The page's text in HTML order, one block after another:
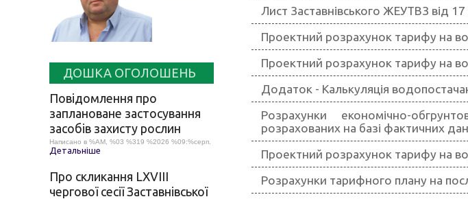
ДОШКА ОГОЛОШЕНЬ
Повідомлення про
заплановане застосування
засобів захисту рослин
Написано в %AM, %03 %319 %2026 %09:%серп.
Детальніше
Про скликання LХVІІІ
чергової сесії Заставнівської
Лист Заставнівського ЖЕУТВЗ від
Проектний розрахунок тарифу на
Проектний розрахунок тарифу на
Додаток - Калькуляція
Розрахунки економічно-
розрахованих на базі фактичних
Проектний розрахунок тарифу на
Розрахунки тарифного плану на